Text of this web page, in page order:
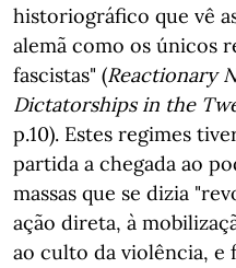
historiográfico que vê
alemã como os únicos
fascistas" (Reactionary
Dictatorships in the
p.10). Estes regimes
partida a chegada ao
massas que se dizia
ação direta, à
ao culto da violência, e